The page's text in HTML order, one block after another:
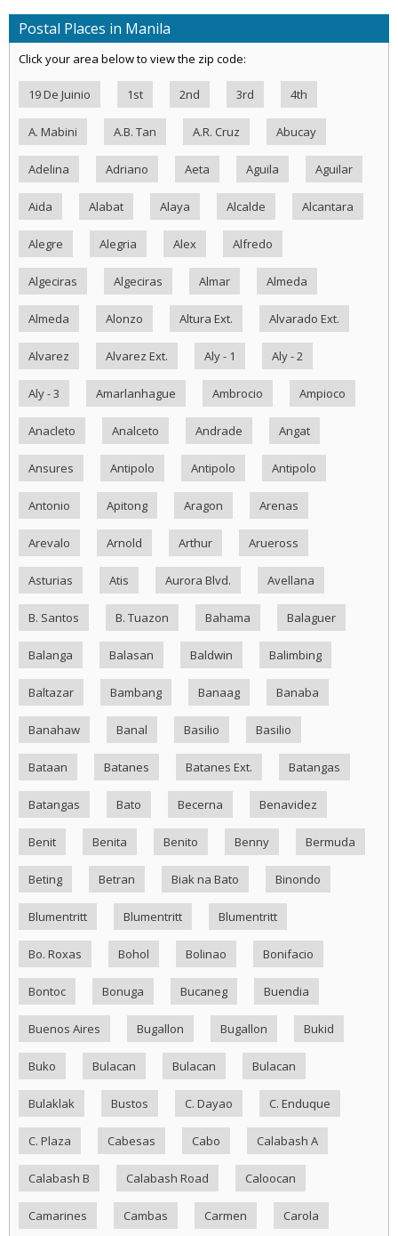
Postal Places in Manila
Click your area below to view the zip code:
19 De Juinio 1st 2nd 3rd 4th
A. Mabini A.B. Tan A.R. Cruz Abucay
Adelina Adriano Aeta Aguila Aguilar
Aida Alabat Alaya Alcalde Alcantara
Alegre Alegria Alex Alfredo
Algeciras Algeciras Almar Almeda
Almeda Alonzo Altura Ext. Alvarado Ext.
Alvarez Alvarez Ext. Aly - 1 Aly - 2
Aly - 3 Amarlanhague Ambrocio Ampioco
Anacleto Analceto Andrade Angat
Ansures Antipolo Antipolo Antipolo
Antonio Apitong Aragon Arenas
Arevalo Arnold Arthur Arueross
Asturias Atis Aurora Blvd. Avellana
B. Santos B. Tuazon Bahama Balaguer
Balanga Balasan Baldwin Balimbing
Baltazar Bambang Banaag Banaba
Banahaw Banal Basilio Basilio
Bataan Batanes Batanes Ext. Batangas
Batangas Bato Becerna Benavidez
Benit Benita Benito Benny Bermuda
Beting Betran Biak na Bato Binondo
Blumentritt Blumentritt Blumentritt
Bo. Roxas Bohol Bolinao Bonifacio
Bontoc Bonuga Bucaneg Buendia
Buenos Aires Bugallon Bugallon Bukid
Buko Bulacan Bulacan Bulacan
Bulaklak Bustos C. Dayao C. Enduque
C. Plaza Cabesas Cabo Calabash A
Calabash B Calabash Road Caloocan
Camarines Cambas Carmen Carola